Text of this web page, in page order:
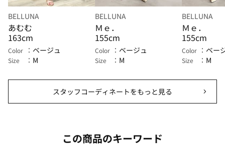
BELLUNA
あむむ
163cm
Color ベージュ
Size M
BELLUNA
Ｍｅ．
155cm
Color ベージュ
Size M
BELLUNA
Ｍｅ．
155cm
Color ベー
Size M
スタッフコーディネートをもっと見る
この商品のキーワード